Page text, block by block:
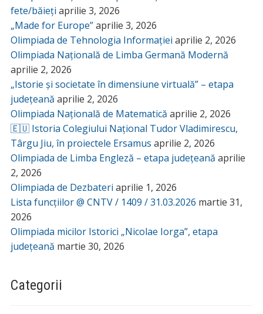
fete/băieți aprilie 3, 2026
„Made for Europe”aprilie 3, 2026
Olimpiada de Tehnologia Informației aprilie 2, 2026
Olimpiada Națională de Limba Germană Modernă
aprilie 2, 2026
„Istorie și societate în dimensiune virtuală” – etapa
județeană aprilie 2, 2026
Olimpiada Națională de Matematică aprilie 2, 2026
🇪🇺 Istoria Colegiului Național Tudor Vladimirescu,
Târgu Jiu, în proiectele Ersamus aprilie 2, 2026
Olimpiada de Limba Engleză – etapa județeană aprilie
2, 2026
Olimpiada de Dezbateri aprilie 1, 2026
Lista funcțiilor @ CNTV / 1409 / 31.03.2026 martie 31,
2026
Olimpiada micilor Istorici „Nicolae Iorga”, etapa
județeană martie 30, 2026
Categorii